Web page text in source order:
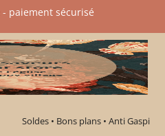
paiement sécurisé​
Soldes • Bons plans • Anti Gaspi